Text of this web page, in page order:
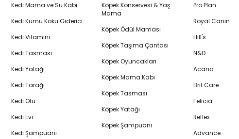
Kedi Mama ve Su Kabı
Kedi Kumu Koku Giderici
Kedi Vitamini
Kedi Tasması
Kedi Yatağı
Kedi Tarağı
Kedi Otu
Kedi Evi
Kedi Şampuanı
Köpek Konservesi & Yaş
Mama
Köpek Ödül Maması
Köpek Taşıma Çantası
Köpek Oyuncakları
Köpek Mama Kabı
Köpek Tasması
Köpek Yatağı
Köpek Şampuanı
Pro Plan
Royal Canin
Hill's
N&D
Acana
Brit Care
Felicia
Reflex
Advance